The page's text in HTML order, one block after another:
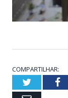
COMPARTILHAR:
Twitter